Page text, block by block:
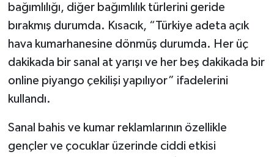
bağımlılığı, diğer bağımlılık türlerini geride
bırakmış durumda. Kısacık, “Türkiye adeta açık
hava kumarhanesine dönmüş durumda. Her üç
dakikada bir sanal at yarışı ve her beş dakikada bir
online piyango çekilişi yapılıyor” ifadelerini
kullandı.
Sanal bahis ve kumar reklamlarının özellikle
gençler ve çocuklar üzerinde ciddi etkisi